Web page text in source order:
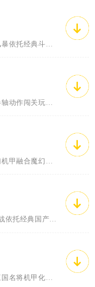
简介：斗龙战士之机甲风暴依托经典斗龙IP打造3D横版闯关手游，融合机甲进化、跑酷闯...
简介：神兽金刚3荣耀之战依托经典国产动画神兽金刚3超变星甲正版内容改编打造3D机甲...